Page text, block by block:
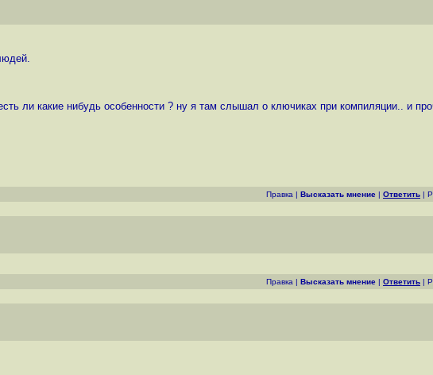
ли какие нибудь особенности ? ну я там слышал о ключиках при компиляции.. и
Правка | Высказать мнение | Ответить |
Правка | Высказать мнение | Ответить |